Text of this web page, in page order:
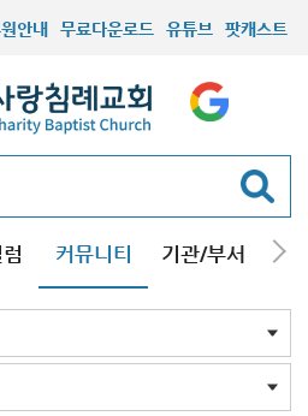
안내 무료다운로드 유튜브 팟캐스트
커뮤니티 기관/부서 선